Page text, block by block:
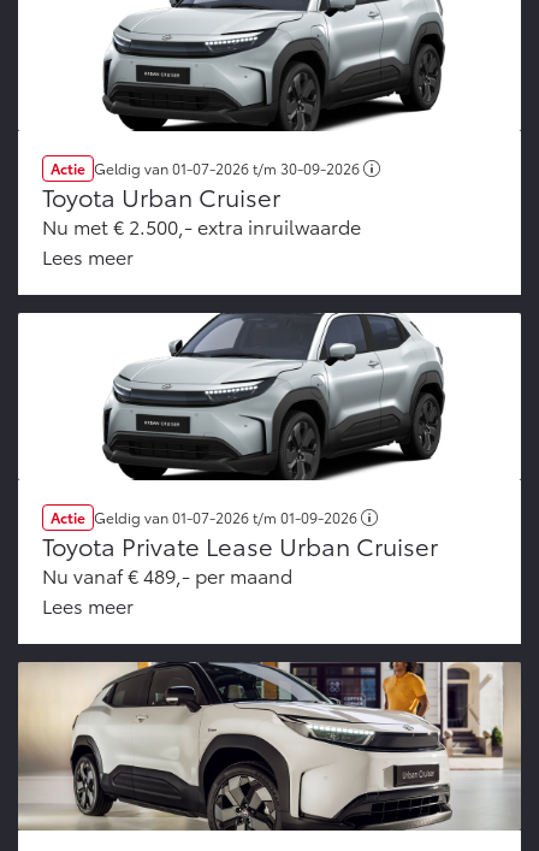
Actie Geldig van01-07-2026t/m 30-09-2026
Toyota Urban Cruiser
Nu met € 2.500,- extra inruilwaarde
Lees meer
Actie Geldig van01-07-2026t/m 01-09-2026
Toyota Private Lease Urban Cruiser
Nu vanaf € 489,- per maand
Lees meer